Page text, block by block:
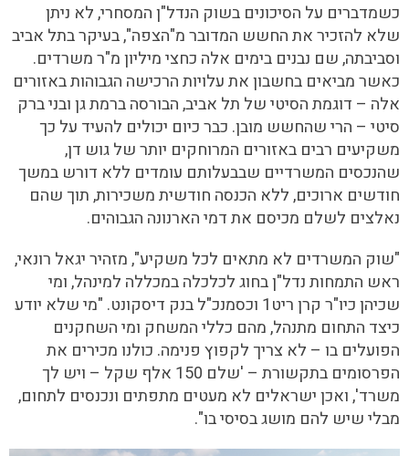
כשמדברים על הסיכונים בשוק הנדל"ן המסחרי, לא ניתן
שלא להזכיר את החשש המדובר מ"הצפה", בעיקר בתל אביב
וסביבתה, שם נבנים בימים אלה כחצי מיליון מ"ר משרדים.
כאשר מביאים בחשבון את עלויות הרכישה הגבוהות באזורים
אלה – דוגמת הסיטי של תל אביב, הבורסה ברמת גן ובני ברק
סיטי – הרי שהחשש מובן. כבר כיום יכולים להעיד על כך
משקיעים רבים באזורים המרוחקים יותר של גוש דן,
שהנכסים המשרדיים שבבעלותם עומדים ללא דורש במשך
חודשים ארוכים, ללא הכנסה חודשית משכירות, תוך שהם
נאלצים לשלם מכיסם את דמי הארנונה הגבוהים.
"שוק המשרדים לא מתאים לכל משקיע", מזהיר יגאל רונאי,
ראש התמחות נדל"ן בחוג לכלכלה במכללה למינהל, ומי
שכיהן כיו"ר קרן ריט1 וכסמנכ"ל בנק דיסקונט. "מי שלא יודע
כיצד התחום מתנהל, מהם כללי המשחק ומי השחקנים
הפועלים בו – לא צריך לקפוץ פנימה. כולנו מכירים את
הפרסומים בתקשורת – 'שלם 150 אלף שקל – ויש לך
משרד', ואכן ישראלים לא מעטים מתפתים ונכנסים לתחום,
מבלי שיש להם מושג בסיסי בו".